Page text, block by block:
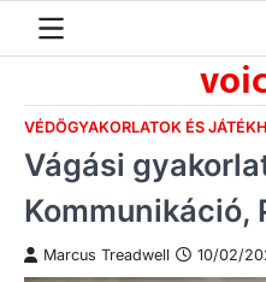
VÉDŐGYAKORLATOK ÉS
Vágási
Kommunikáció,
Marcus Treadwell 10/02/